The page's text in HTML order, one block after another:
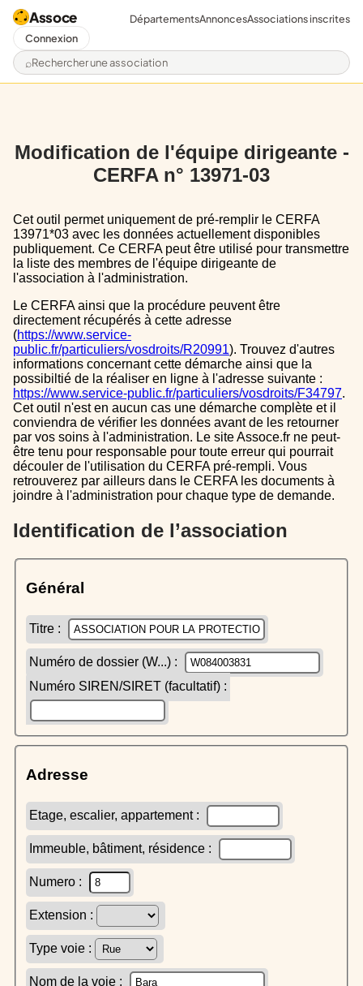
Assoce
Rechercher une association
DépartementsAnnoncesAssociations inscrites
Connexion
Modification de l'équipe dirigeante -
CERFA n° 13971-03
Cet outil permet uniquement de pré-remplir le CERFA
13971*03 avec les données actuellement disponibles
publiquement. Ce CERFA peut être utilisé pour transmettre
la liste des membres de l'équipe dirigeante de
l'association à l'administration.
Le CERFA ainsi que la procédure peuvent être
directement récupérés à cette adresse
(https://www.service-
public.fr/particuliers/vosdroits/R20991). Trouvez d'autres
informations concernant cette démarche ainsi que la
possibiltié de la réaliser en ligne à l'adresse suivante :
https://www.service-public.fr/particuliers/vosdroits/F34797.
Cet outil n'est en aucun cas une démarche complète et il
conviendra de vérifier les données avant de les retourner
par vos soins à l'administration. Le site Assoce.fr ne peut-
être tenu pour responsable pour toute erreur qui pourrait
découler de l'utilisation du CERFA pré-rempli. Vous
retrouverez par ailleurs dans le CERFA les documents à
joindre à l'administration pour chaque type de demande.
Identification de l’association
Général
Titre :
Numéro de dossier (W...) :
Numéro SIREN/SIRET (facultatif) :
Adresse
Etage, escalier, appartement :
Immeuble, bâtiment, résidence :
Numero :
Extension :
Type voie :
Nom de la voie :